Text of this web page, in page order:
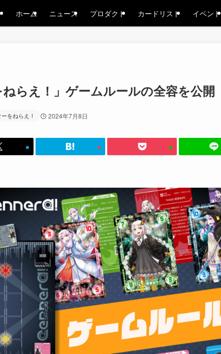
ホーム ニュース プロダクト カードリスト イベント
ねらえ！」ゲームルールの全容を公開
をねらえ！ 2024年7月8日